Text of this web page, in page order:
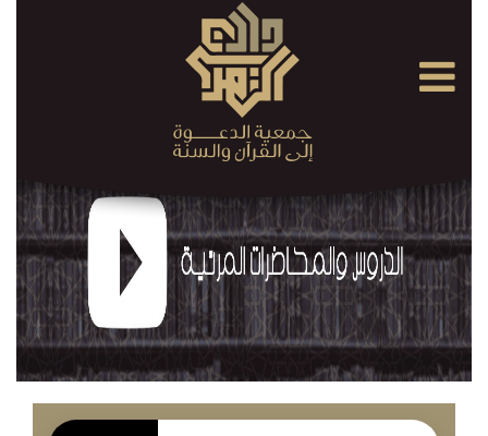
الدروس
والمحاضرات
المسموعة
الدروس
والمحاضرات